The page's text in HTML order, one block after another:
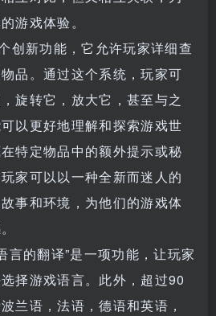
游戏体验。
创新功能，它允许玩家详细查
品。通过这个系统，玩家可
旋转它，放大它，甚至与之
以更好地理解和探索游戏世
特定物品中的额外提示或秘
家可以以一种全新而迷人的
事和环境，为他们的游戏体
言的翻译”是一项功能，让玩家
择游戏语言。此外，超过90
兰语，法语，德语和英语，